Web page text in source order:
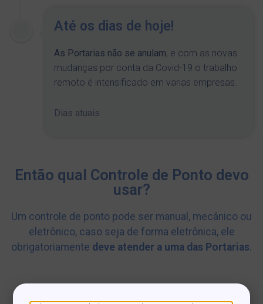
Até os dias de hoje!
As Portarias não se anulam, e com as novas
mudanças por conta da Covid-19 o trabalho
remoto é intensificado em varias empresas.
Dias atuais
Então qual Controle de Ponto devo
usar?
Um controle de ponto pode ser manual, mecânico ou
eletrônico, caso seja de forma eletrônica, ele
obrigatoriamente deve atender a uma das Portarias.